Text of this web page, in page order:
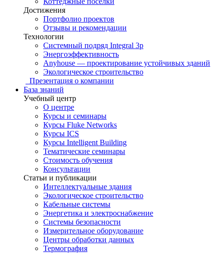
Достижения
Портфолио проектов
Отзывы и рекомендации
Технологии
Системный подряд Integral 3p
Энергоэффективность
Anyhouse — проектирование устойчивых зданий
Экологическое строительство
Презентация о компании
База знаний
Учебный центр
О центре
Курсы и семинары
Курсы Fluke Networks
Курсы ICS
Курсы Intelligent Building
Тематические семинары
Стоимость обучения
Консультации
Статьи и публикации
Интеллектуальные здания
Экологическое строительство
Кабельные системы
Энергетика и электроснабжение
Системы безопасности
Измерительное оборудование
Центры обработки данных
Термография